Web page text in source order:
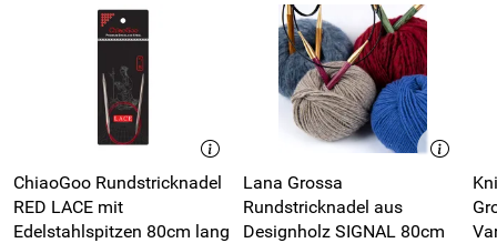
ChiaoGoo Rundstricknadel
RED LACE mit
Edelstahlspitzen 80cm lang
Lana Grossa
Rundstricknadel aus
Designholz SIGNAL 80cm